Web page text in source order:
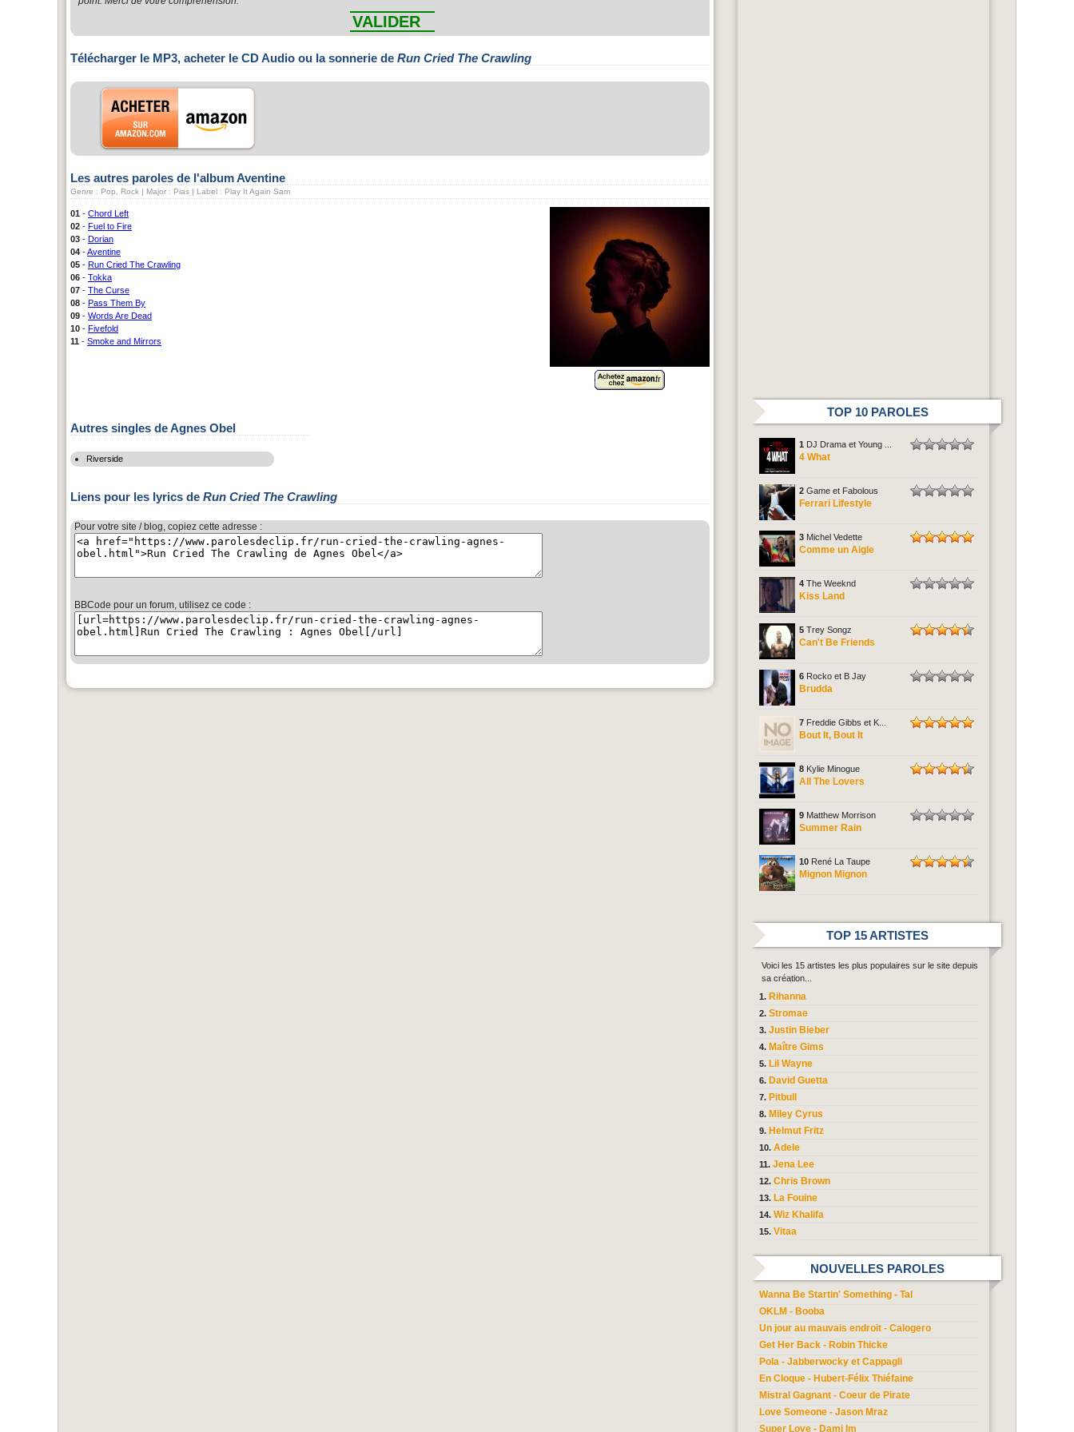
VALIDER
Télécharger le MP3, acheter le CD Audio ou la sonnerie de Run Cried The Crawling
Les autres paroles de l'album Aventine
Genre : Pop, Rock | Major : Pias | Label : Play It Again Sam
01 - Chord Left
02 - Fuel to Fire
03 - Dorian
04 -Aventine
05 - Run Cried The Crawling
06 - Tokka
07 - The Curse
08 - Pass Them By
09 - Words Are Dead
10 - Fivefold
11 - Smoke and Mirrors
Autres singles de Agnes Obel
Riverside
Liens pour les lyrics de Run Cried The Crawling
Pour votre site / blog, copiez cette adresse :
BBCode pour un forum, utilisez ce code :
TOP 10 PAROLES
1 DJ Drama et Young ...
4 What
2 Game et Fabolous
Ferrari Lifestyle
3 Michel Vedette
Comme un Aigle
4 The Weeknd
Kiss Land
5 Trey Songz
Can't Be Friends
6 Rocko et B Jay
Brudda
7 Freddie Gibbs et K...
Bout It, Bout It
8 Kylie Minogue
All The Lovers
9 Matthew Morrison
Summer Rain
10 René La Taupe
Mignon Mignon
TOP 15 ARTISTES
Voici les 15 artistes les plus populaires sur le site depuis
sa création...
Rihanna
Stromae
Justin Bieber
Maître Gims
Lil Wayne
David Guetta
Pitbull
Miley Cyrus
Helmut Fritz
Adele
Jena Lee
Chris Brown
La Fouine
Wiz Khalifa
Vitaa
NOUVELLES PAROLES
Wanna Be Startin' Something - Tal
OKLM - Booba
Un jour au mauvais endroit - Calogero
Get Her Back - Robin Thicke
Pola - Jabberwocky et Cappagli
En Cloque - Hubert-Félix Thiéfaine
Mistral Gagnant - Coeur de Pirate
Love Someone - Jason Mraz
Super Love - Dami Im